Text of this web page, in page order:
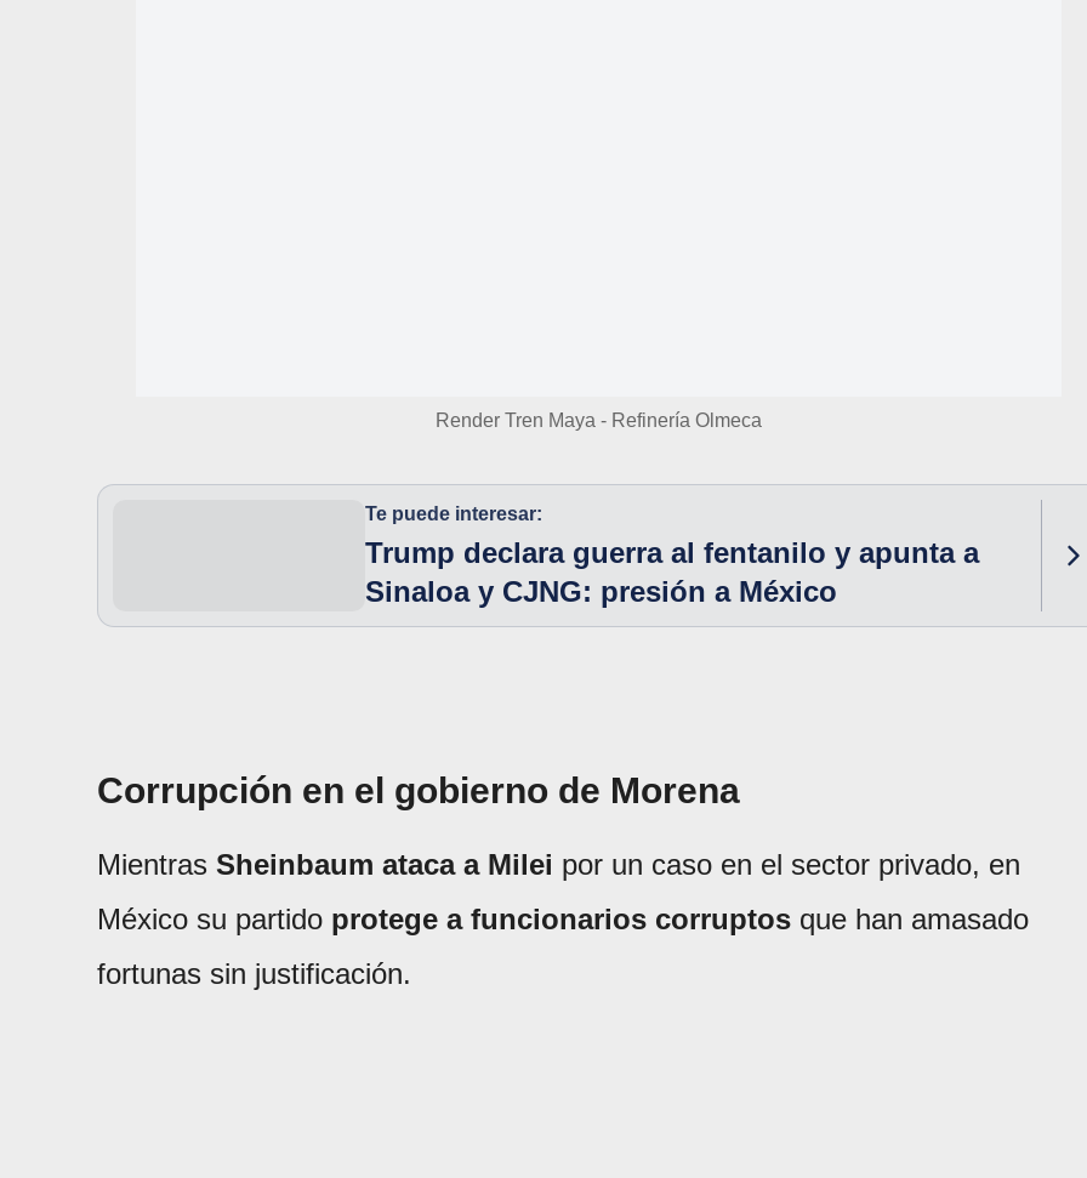
Render Tren Maya - Refinería Olmeca
Te puede interesar:
Trump declara guerra al fentanilo y apunta a
Sinaloa y CJNG: presión a México
Corrupción en el gobierno de Morena
Mientras Sheinbaum ataca a Milei por un caso en el sector privado, en
México su partido protege a funcionarios corruptos que han amasado
fortunas sin justificación.